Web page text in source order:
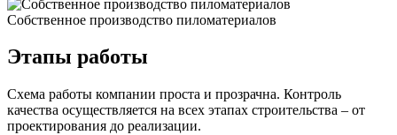
Cобственное производство пиломатериалов
Этапы работы
Схема работы компании проста и прозрачна. Контроль
качества осуществляется на всех этапах строительства – от
проектирования до реализации.